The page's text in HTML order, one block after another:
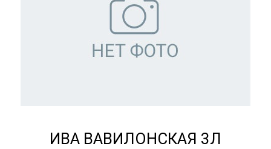
ИВА ВАВИЛОНСКАЯ 3Л